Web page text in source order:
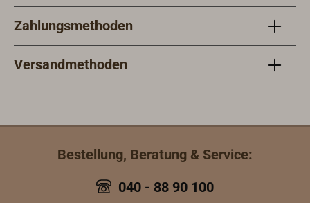
Zahlungsmethoden
Versandmethoden
Bestellung, Beratung & Service:
040 - 88 90 100